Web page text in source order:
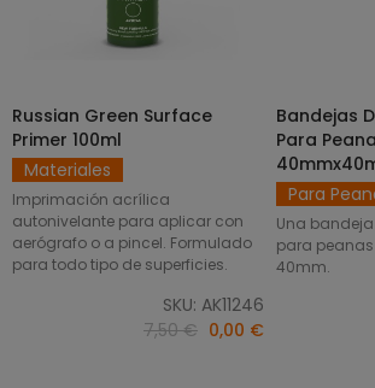
AÑADIR AL CARRITO
Russian Green Surface
Primer 100ml
Materiales
Imprimación acrílica
autonivelante para aplicar con
aerógrafo o a pincel. Formulado
para todo tipo de superficies.
SKU: AK11246
7,50 € 0,00 €
Bandejas
Para
Para
Una
para
40mm.